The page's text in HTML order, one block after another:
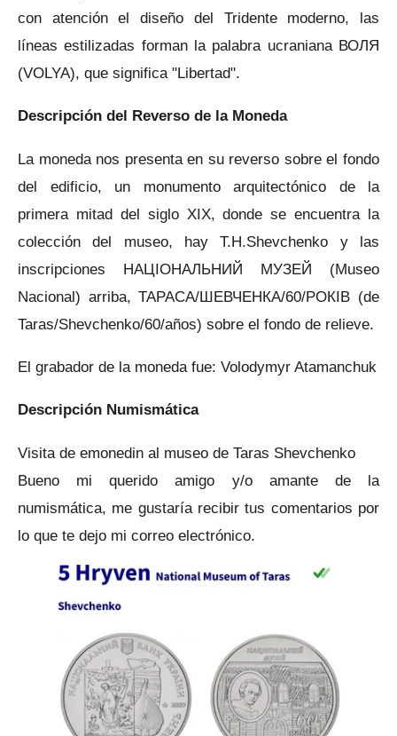
con atención el diseño del Tridente moderno, las
líneas estilizadas forman la palabra ucraniana ВОЛЯ
(VOLYA), que significa "Libertad".
Descripción del Reverso de la Moneda
La moneda nos presenta en su reverso sobre el fondo
del edificio, un monumento arquitectónico de la
primera mitad del siglo XIX, donde se encuentra la
colección del museo, hay T.H.Shevchenko y las
inscripciones НАЦІОНАЛЬНИЙ МУЗЕЙ (Museo
Nacional) arriba, ТАРАСА/ШЕВЧЕНКА/60/РОКІВ (de
Taras/Shevchenko/60/años) sobre el fondo de relieve.
El grabador de la moneda fue: Volodymyr Atamanchuk
Descripción Numismática
Visita de emonedin al museo de Taras Shevchenko
Bueno mi querido amigo y/o amante de la
numismática, me gustaría recibir tus comentarios por
lo que te dejo mi correo electrónico.